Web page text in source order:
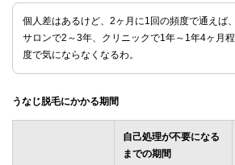
個人差はあるけど、2ヶ月に1回の頻度で通えば、
サロンで2～3年、クリニックで1年～1年4ヶ月程
度で気にならなくなるわ。
うなじ脱毛にかかる期間
自己処理が不要になる
までの期間